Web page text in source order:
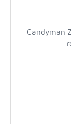
Candyman